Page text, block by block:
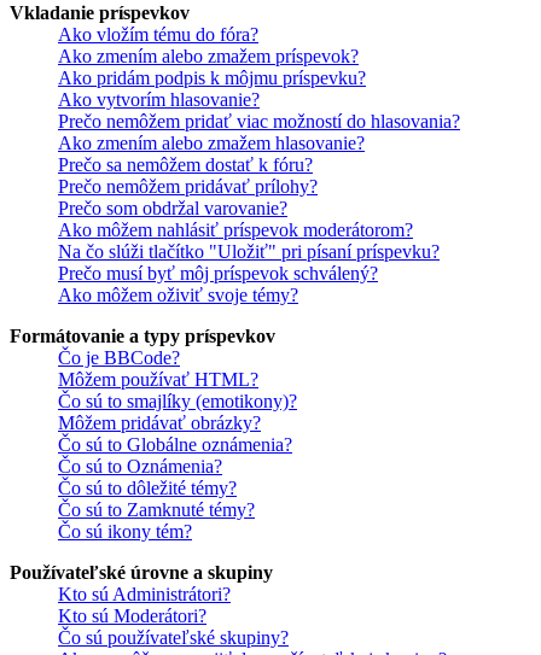
Vkladanie príspevkov
Ako vložím tému do fóra?
Ako zmením alebo zmažem príspevok?
Ako pridám podpis k môjmu príspevku?
Ako vytvorím hlasovanie?
Prečo nemôžem pridať viac možností do hlasovania?
Ako zmením alebo zmažem hlasovanie?
Prečo sa nemôžem dostať k fóru?
Prečo nemôžem pridávať prílohy?
Prečo som obdržal varovanie?
Ako môžem nahlásiť príspevok moderátorom?
Na čo slúži tlačítko "Uložiť" pri písaní príspevku?
Prečo musí byť môj príspevok schválený?
Ako môžem oživiť svoje témy?
Formátovanie a typy príspevkov
Čo je BBCode?
Môžem používať HTML?
Čo sú to smajlíky (emotikony)?
Môžem pridávať obrázky?
Čo sú to Globálne oznámenia?
Čo sú to Oznámenia?
Čo sú to dôležité témy?
Čo sú to Zamknuté témy?
Čo sú ikony tém?
Používateľské úrovne a skupiny
Kto sú Administrátori?
Kto sú Moderátori?
Čo sú používateľské skupiny?